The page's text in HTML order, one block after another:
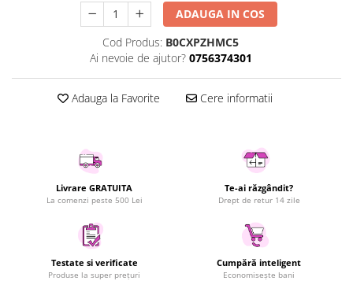
Utilaje si materiale de constructii
Laptop, Tablete & Telefoane
Accesorii tablete
Telefoane Mobile & accesorii
Electrocasnice & Climatizare
Accesorii si piese masini spalat
rufe si uscatoare
Accesorii si piese masini spalat
Aparate Frigorifice
Aparate Racire Aer
Aragaze si cuptoare cu microunde
ADAUGA IN COS
Cod Produs: B0CXPZHMC5
Ai nevoie de ajutor? 0756374301
Adauga la Favorite Cere informatii
Livrare GRATUITA
La comenzi peste 500 Lei
Te-ai răzgândit?
Drept de retur 14 zile
Testate si verificate
Produse la super prețuri
Cumpără inteligent
Economisește bani